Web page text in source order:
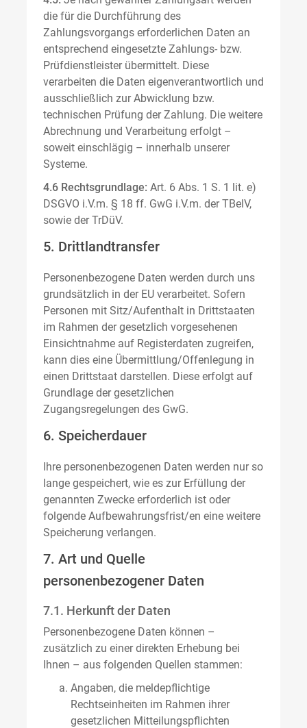
die für die Durchführung des
Zahlungsvorgangs erforderlichen Daten an
entsprechend eingesetzte Zahlungs- bzw.
Prüfdienstleister übermittelt. Diese
verarbeiten die Daten eigenverantwortlich und
ausschließlich zur Abwicklung bzw.
technischen Prüfung der Zahlung. Die weitere
Abrechnung und Verarbeitung erfolgt –
soweit einschlägig – innerhalb unserer
Systeme.
4.6 Rechtsgrundlage: Art. 6 Abs. 1 S. 1 lit. e)
DSGVO i.V.m. § 18 ff. GwG i.V.m. der TBelV,
sowie der TrDüV.
5. Drittlandtransfer
Personenbezogene Daten werden durch uns
grundsätzlich in der EU verarbeitet. Sofern
Personen mit Sitz/Aufenthalt in Drittstaaten
im Rahmen der gesetzlich vorgesehenen
Einsichtnahme auf Registerdaten zugreifen,
kann dies eine Übermittlung/Offenlegung in
einen Drittstaat darstellen. Diese erfolgt auf
Grundlage der gesetzlichen
Zugangsregelungen des GwG.
6. Speicherdauer
Ihre personenbezogenen Daten werden nur so
lange gespeichert, wie es zur Erfüllung der
genannten Zwecke erforderlich ist oder
folgende Aufbewahrungsfrist/en eine weitere
Speicherung verlangen.
7. Art und Quelle
personenbezogener Daten
7.1. Herkunft der Daten
Personenbezogene Daten können –
zusätzlich zu einer direkten Erhebung bei
Ihnen – aus folgenden Quellen stammen:
Angaben, die meldepflichtige
Rechtseinheiten im Rahmen ihrer
gesetzlichen Mitteilungspflichten